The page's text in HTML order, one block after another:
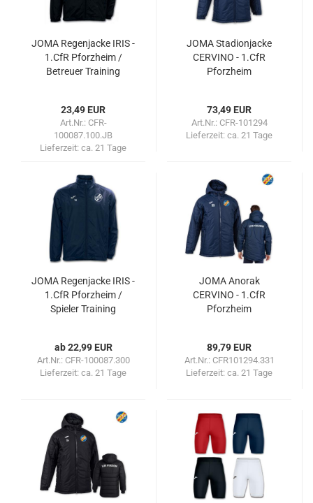
JOMA Regenjacke IRIS -
1.CfR Pforzheim /
Betreuer Training
23,49 EUR
Art.Nr.: CFR-
100087.100.JB
Lieferzeit: ca. 21 Tage
JOMA Stadionjacke
CERVINO - 1.CfR
Pforzheim
73,49 EUR
Art.Nr.: CFR-101294
Lieferzeit: ca. 21 Tage
JOMA Regenjacke IRIS -
1.CfR Pforzheim /
Spieler Training
ab 22,99 EUR
Art.Nr.: CFR-100087.300
Lieferzeit: ca. 21 Tage
JOMA Anorak
CERVINO - 1.CfR
Pforzheim
89,79 EUR
Art.Nr.: CFR101294.331
Lieferzeit: ca. 21 Tage